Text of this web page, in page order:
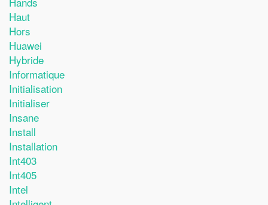
Haut
Hors
Huawei
Hybride
Informatique
Initialisation
Initialiser
Insane
Install
Installation
Int403
Int405
Intel